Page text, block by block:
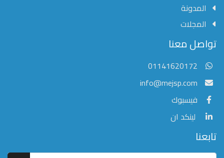
مؤسسة الشرق الأوسط للنشر العلمي
عادةً ما يتم الرد في غضون خمس دقائق
المدونة
المجلات
تواصل معنا
01141620172
info@mejsp.com
فيسبوك
لينكد ان
تابعنا